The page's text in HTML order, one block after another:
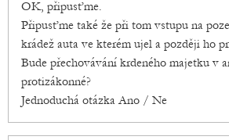
OK, připusťme.
Připusťme také že při tom vstupu na
krádež auta ve kterém ujel a později ho
Bude přechovávání krdeného majetku v
protizákonné?
Jednoduchá otázka Ano / Ne